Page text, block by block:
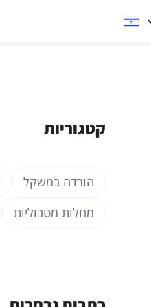
קטגוריות
הורדה במשקל
מחלות מטבוליות